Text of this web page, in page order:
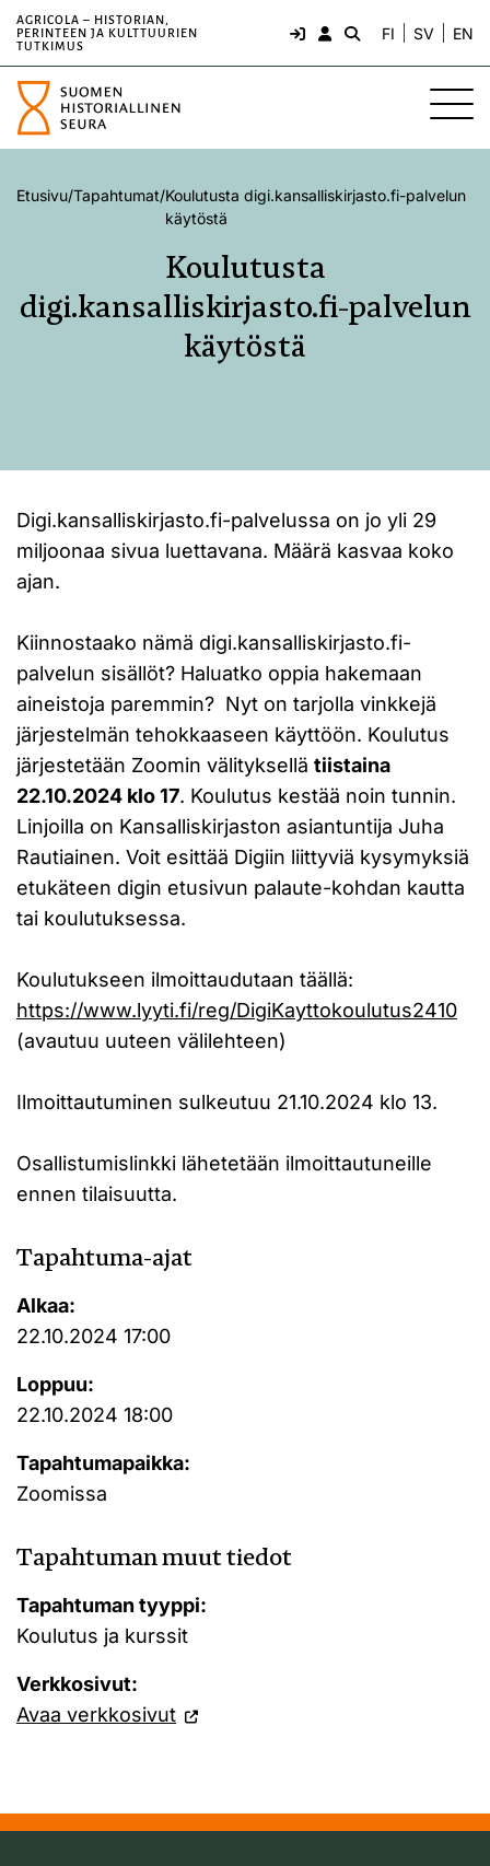
AGRICOLA – HISTORIAN,
PERINTEEN JA KULTTUURIEN
TUTKIMUS
FI SV EN
Etusivu/Tapahtumat/Koulutusta digi.kansalliskirjasto.fi-palvelun
käytöstä
Koulutusta
digi.kansalliskirjasto.fi-palvelun
käytöstä
Digi.kansalliskirjasto.fi-palvelussa on jo yli 29
miljoonaa sivua luettavana. Määrä kasvaa koko
ajan.
Kiinnostaako nämä digi.kansalliskirjasto.fi-
palvelun sisällöt? Haluatko oppia hakemaan
aineistoja paremmin? Nyt on tarjolla vinkkejä
järjestelmän tehokkaaseen käyttöön. Koulutus
järjestetään Zoomin välityksellä tiistaina
22.10.2024 klo 17. Koulutus kestää noin tunnin.
Linjoilla on Kansalliskirjaston asiantuntija Juha
Rautiainen. Voit esittää Digiin liittyviä kysymyksiä
etukäteen digin etusivun palaute-kohdan kautta
tai koulutuksessa.
Koulutukseen ilmoittaudutaan täällä:
https://www.lyyti.fi/reg/DigiKayttokoulutus2410
(avautuu uuteen välilehteen)
Ilmoittautuminen sulkeutuu 21.10.2024 klo 13.
Osallistumislinkki lähetetään ilmoittautuneille
ennen tilaisuutta.
Tapahtuma-ajat
Alkaa:
22.10.2024 17:00
Loppuu:
22.10.2024 18:00
Tapahtumapaikka:
Zoomissa
Tapahtuman muut tiedot
Tapahtuman tyyppi:
Koulutus ja kurssit
Verkkosivut:
Avaa verkkosivut